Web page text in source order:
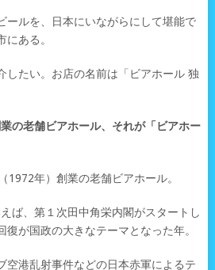
ールを、日本にいながらにして堪能で
ある。
したい。お店の名前は「ビアホール 独
の老舗ビアホール、それが「ビアホー
1972年）創業の老舗ビアホール。
ば、第１次田中角栄内閣がスタートし
復が国政の大きなテーマとなった年。
空港乱射事件などの日本赤軍によるテ